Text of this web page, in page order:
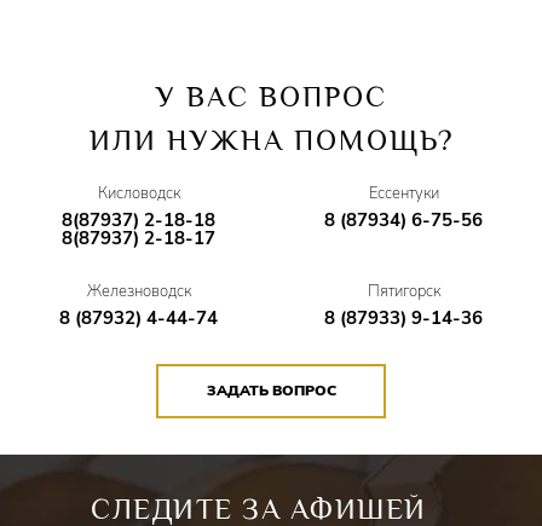
У ВАС ВОПРОС
ИЛИ НУЖНА ПОМОЩЬ?
Кисловодск
8(87937) 2-18-18
8(87937) 2-18-17
Ессентуки
8 (87934) 6-75-56
Железноводск
8 (87932) 4-44-74
Пятигорск
8 (87933) 9-14-36
ЗАДАТЬ ВОПРОС
СЛЕДИТЕ ЗА АФИШЕЙ